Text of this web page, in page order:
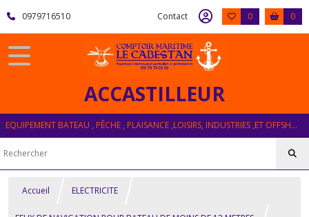
0979716510 Contact 0 0
ACCASTILLEUR
EQUIPEMENT BATEAU , PÊCHE , PLAISANCE ,LOISIRS, INDUSTRIES ,ET OFFSHORE
Accueil ELECTRICITE